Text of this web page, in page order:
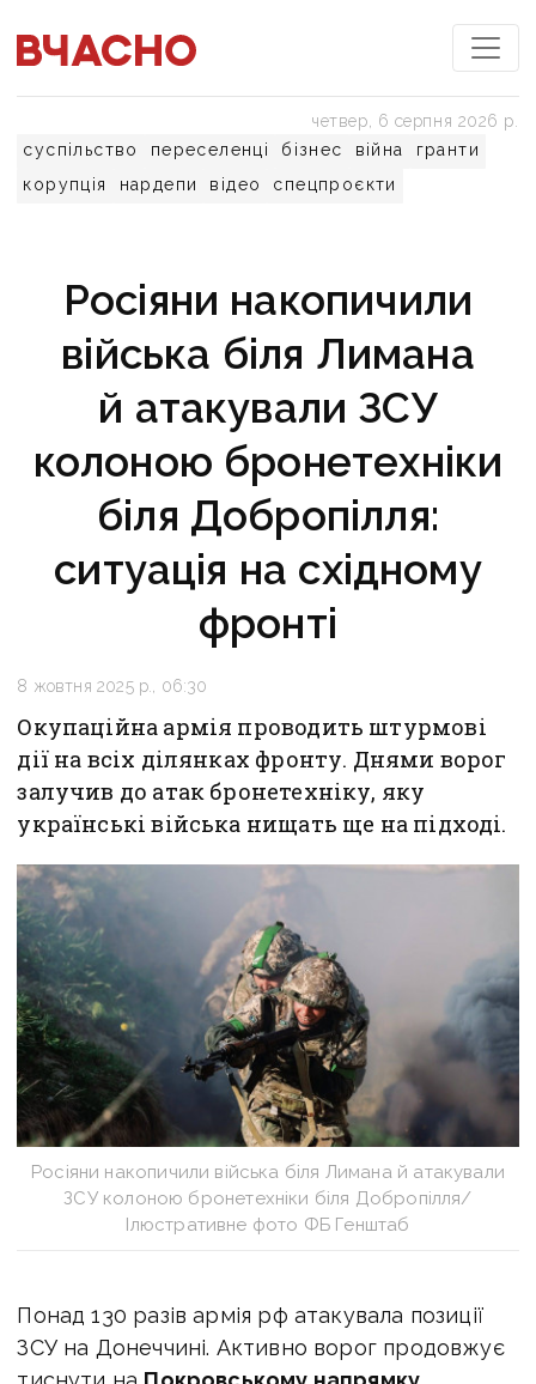
суспільство переселенці бізнес війна
гранти
корупція
нардепи відео спецпроєкти
четвер, 6 серпня 2026 р.
Росіяни накопичили
війська біля Лимана
й атакували ЗСУ
колоною бронетехніки
біля Добропілля:
ситуація на східному
фронті
8 жовтня 2025 р., 06:30
Окупаційна армія проводить штурмові
дії на всіх ділянках фронту. Днями ворог
залучив до атак бронетехніку, яку
українські війська нищать ще на підході.
Росіяни накопичили війська біля Лимана й атакували
ЗСУ колоною бронетехніки біля Добропілля/
Ілюстративне фото ФБ Генштаб
Понад 130 разів армія рф атакувала позиції
ЗСУ на Донеччині. Активно ворог продовжує